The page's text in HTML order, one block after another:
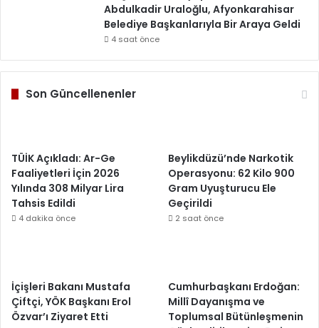
Abdulkadir Uraloğlu, Afyonkarahisar
Belediye Başkanlarıyla Bir Araya Geldi
4 saat önce
Son Güncellenenler
TÜİK Açıkladı: Ar-Ge
Faaliyetleri İçin 2026
Yılında 308 Milyar Lira
Tahsis Edildi
4 dakika önce
Beylikdüzü’nde Narkotik
Operasyonu: 62 Kilo 900
Gram Uyuşturucu Ele
Geçirildi
2 saat önce
İçişleri Bakanı Mustafa
Çiftçi, YÖK Başkanı Erol
Özvar’ı Ziyaret Etti
Cumhurbaşkanı Erdoğan:
Millî Dayanışma ve
Toplumsal Bütünleşmenin